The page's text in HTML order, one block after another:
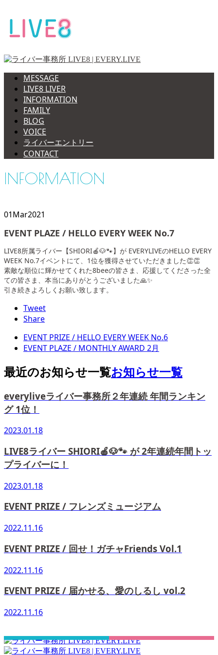
MESSAGE
LIVE8 LIVER
INFORMATION
FAMILY
BLOG
VOICE
ライバーエントリー
CONTACT
INFORMATION
01Mar2021
EVENT PLAZE / HELLO EVERY WEEK No.7
LIVE8所属ライバー【SHIORI🍎🐶🐾】が EVERYLIVEのHELLO EVERY
WEEK No.7イベントにて、1位を獲得させていただきました👏👏
素敵な順位に輝かせてくれた8beeの皆さま、応援してくださった全
ての皆さま、本当にありがとうございました🙏✨
引き続きよろしくお願い致します。
Tweet
Share
EVENT PRIZE / HELLO EVERY WEEK No.6
EVENT PLAZE / MONTHLY AWARD 2月
最近のお知らせ一覧お知らせ一覧
everyliveライバー事務所２年連続 年間ランキン
グ 1位！
2023.01.18
LIVE8ライバー SHIORI🍎🐶🐾 が 2年連続年間トッ
プライバーに！
2023.01.18
EVENT PRIZE / フレンズミュージアム
2022.11.16
EVENT PRIZE / 回せ！ガチャFriends Vol.1
2022.11.16
EVENT PRIZE / 届かせる、愛のしるし vol.2
2022.11.16